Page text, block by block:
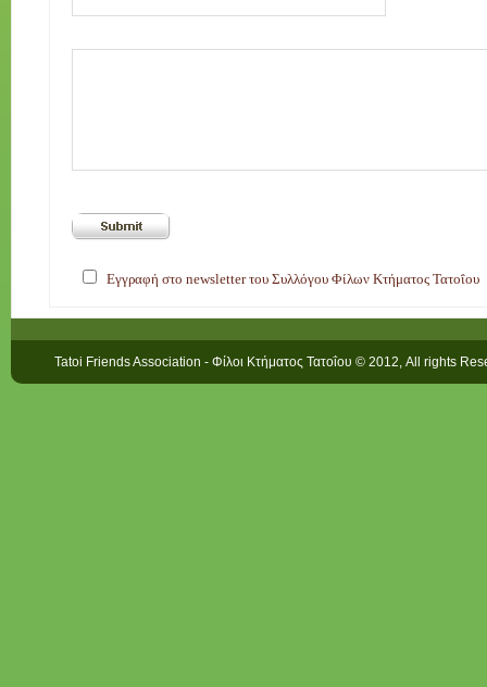
Εγγραφή στο newsletter του Συλλόγου Φίλων Κτήματος Τατοΐου
Tatoi Friends Association - Φίλοι Κτήματος Τατοΐου © 2012, All rights